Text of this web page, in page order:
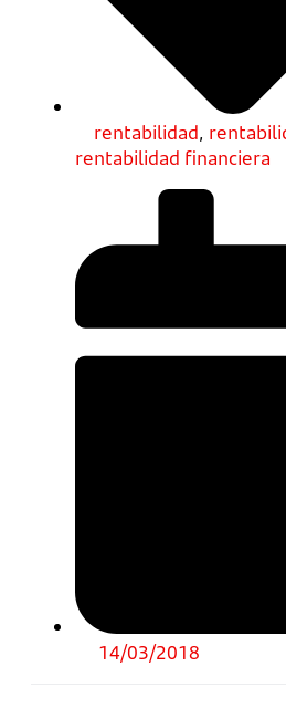
rentabilidad,
rentabilidad financiera
14/03/2018